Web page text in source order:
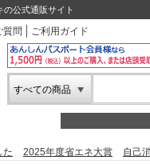
公式通販サイト
質問 ご利用ガイド
すべての商品
た 2025年度省エネ大賞 自己